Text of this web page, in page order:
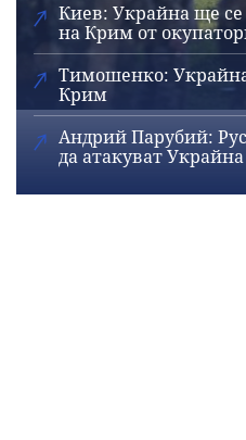
Киев: Украйна ще се
на Крим от
Тимошенко:
Крим
Андрий Парубий:
да атакуват Украйна